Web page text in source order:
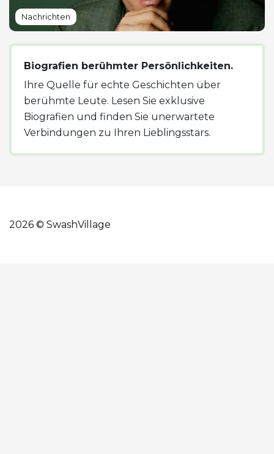
Nachrichten
Biografien berühmter Persönlichkeiten.
Ihre Quelle für echte Geschichten über
berühmte Leute. Lesen Sie exklusive
Biografien und finden Sie unerwartete
Verbindungen zu Ihren Lieblingsstars.
2026 © SwashVillage